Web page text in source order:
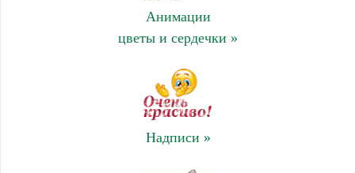
Анимации
цветы и сердечки »
Надписи »